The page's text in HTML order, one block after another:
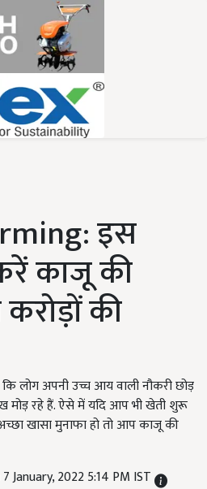
इस
काजू की
की
लोग अपनी उच्च आय वाली नौकरी छोड़
मोड़ रहे हैं. ऐसे में यदि आप भी खेती शुरू
खासा मुनाफा हो तो आप काजू की
January, 2022 5:14 PM IST